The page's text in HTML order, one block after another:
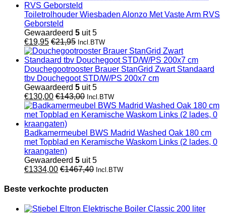
Toiletrolhouder Wiesbaden Alonzo Met Vaste Arm RVS
Geborsteld
Gewaardeerd 5 uit 5
€19,95 €21,95 Incl.BTW
Douchegootrooster Brauer StanGrid Zwart Standaard
tbv Douchegoot STD/W/PS 200x7 cm
Gewaardeerd 5 uit 5
€130,00 €143,00 Incl.BTW
Badkamermeubel BWS Madrid Washed Oak 180 cm
met Topblad en Keramische Waskom Links (2 lades, 0
kraangaten)
Gewaardeerd 5 uit 5
€1334,00 €1467,40 Incl.BTW
Beste verkochte producten